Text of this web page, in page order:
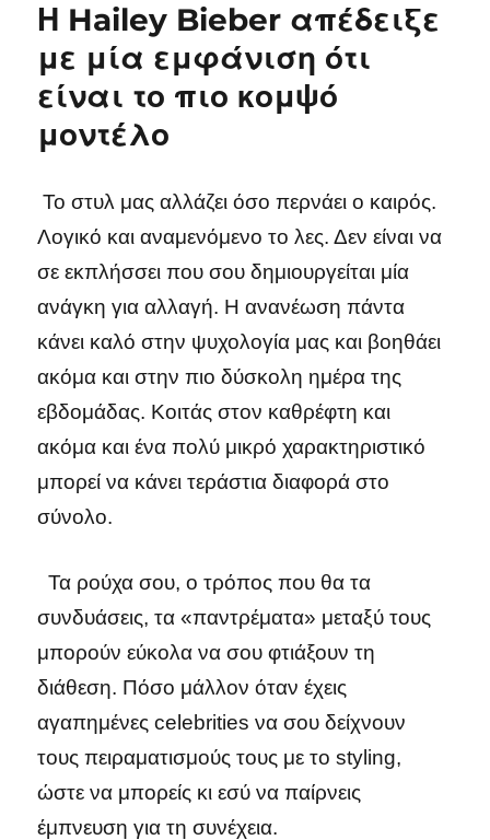
Η Hailey Bieber απέδειξε
με μία εμφάνιση ότι
είναι το πιο κομψό
μοντέλο
Το στυλ μας αλλάζει όσο περνάει ο καιρός.
Λογικό και αναμενόμενο το λες. Δεν είναι να
σε εκπλήσσει που σου δημιουργείται μία
ανάγκη για αλλαγή. Η ανανέωση πάντα
κάνει καλό στην ψυχολογία μας και βοηθάει
ακόμα και στην πιο δύσκολη ημέρα της
εβδομάδας. Κοιτάς στον καθρέφτη και
ακόμα και ένα πολύ μικρό χαρακτηριστικό
μπορεί να κάνει τεράστια διαφορά στο
σύνολο.
Τα ρούχα σου, ο τρόπος που θα τα
συνδυάσεις, τα «παντρέματα» μεταξύ τους
μπορούν εύκολα να σου φτιάξουν τη
διάθεση. Πόσο μάλλον όταν έχεις
αγαπημένες celebrities να σου δείχνουν
τους πειραματισμούς τους με το styling,
ώστε να μπορείς κι εσύ να παίρνεις
έμπνευση για τη συνέχεια.